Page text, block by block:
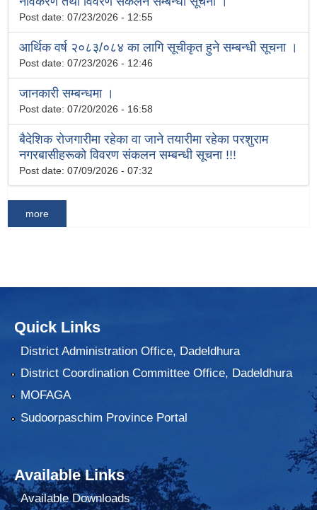
Post date: 07/23/2026 - 12:55
आर्थिक वर्ष २०८३/०८४ का लागि सूचीकृत हुने सम्बन्धी सूचना ।
Post date: 07/23/2026 - 12:46
जानकारी सम्बन्धमा ।
Post date: 07/20/2026 - 16:58
बैदेशिक रोजगारीमा रहेका वा जाने तयारीमा रहेका परशुराम
नगरबासीहरूको विवरण संकलन सम्बन्धी सूचना !!!
Post date: 07/09/2026 - 07:32
more
Quick Links
District Administration Office, Dadeldhura
District Coordination Committee Office, Dadeldhura
MOFAGA
Sudoorpaschim Province Portal
Available Links
Available Downloads